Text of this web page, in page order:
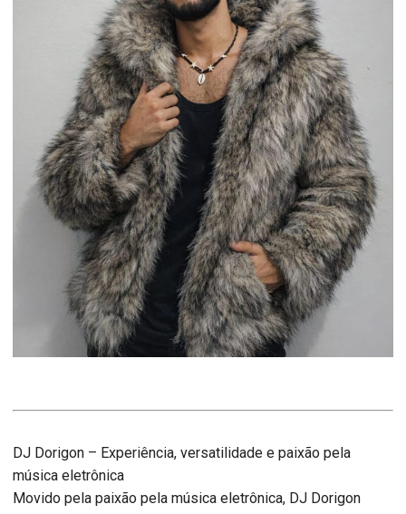
DJ Dorigon – Experiência, versatilidade e paixão pela
música eletrônica
Movido pela paixão pela música eletrônica, DJ Dorigon